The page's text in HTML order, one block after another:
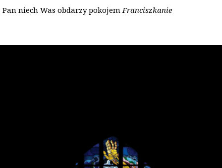
Pan niech Was obdarzy pokojemFranciszkanie